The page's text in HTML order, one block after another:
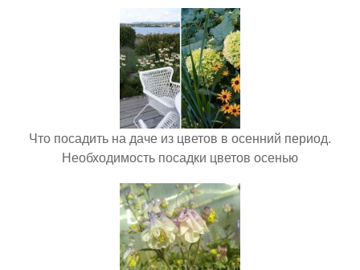
Что посадить на даче из цветов в осенний период.
Необходимость посадки цветов осенью